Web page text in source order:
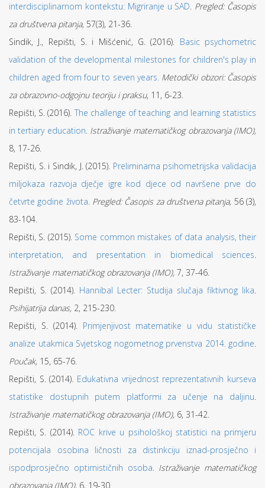
interdisciplinarnom kontekstu: Migriranje u SAD. Pregled: Časopis
za društvena pitanja, 57(3), 21-36.
Sindik, J., Repišti, S. i Mišćenić, G. (2016). Basic psychometric
validation of the developmental milestones for children's play in
children aged from four to seven years. Metodički obzori: Časopis
za obrazovno-odgojnu teoriju i praksu, 11, 6-23.
Repišti, S. (2016). The challenge of teaching and learning statistics
in tertiary education. Istraživanje matematičkog obrazovanja (IMO),
8, 17-26.
Repišti, S. i Sindik, J. (2015). Preliminarna psihometrijska validacija
miljokaza razvoja dječje igre kod djece od navršene prve do
četvrte godine života. Pregled: Časopis za društvena pitanja, 56 (3),
83-104.
Repišti, S. (2015). Some common mistakes of data analysis, their
interpretation, and presentation in biomedical sciences.
Istraživanje matematičkog obrazovanja (IMO), 7, 37-46.
Repišti, S. (2014). Hannibal Lecter: Studija slučaja fiktivnog lika.
Psihijatrija danas, 2, 215-230.
Repišti, S. (2014). Primjenjivost matematike u vidu statističke
analize utakmica Svjetskog nogometnog prvenstva 2014. godine.
Poučak, 15, 65-76.
Repišti, S. (2014). Edukativna vrijednost reprezentativnih kurseva
statistike dostupnih putem platformi za učenje na daljinu.
Istraživanje matematičkog obrazovanja (IMO), 6, 31-42.
Repišti, S. (2014). ROC krive u psihološkoj statistici na primjeru
potencijala osobina ličnosti za distinkciju iznad-prosječno i
ispodprosječno optimističnih osoba. Istraživanje matematičkog
obrazovanja (IMO), 6, 19-30.